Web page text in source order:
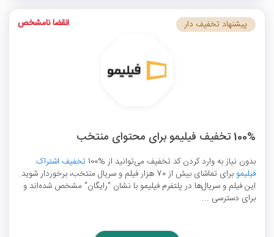
100%‌ تخفیف فیلیمو برای محتوای منتخب
بدون نیاز به وارد کردن کد تخفیف می‌توانید از %100
تخفیف اشتراک
فیلیمو
برای تماشای بیش از 70 هزار فیلم و سریال منتخب، برخوردار شوید.
این فیلم و سریال‌ها در پلتفرم فیلیمو با نشان "رایگان" مشخص شده‌اند و
برای دسترسی ...
پیشنهاد تخفیف دار انقضا نامشخص